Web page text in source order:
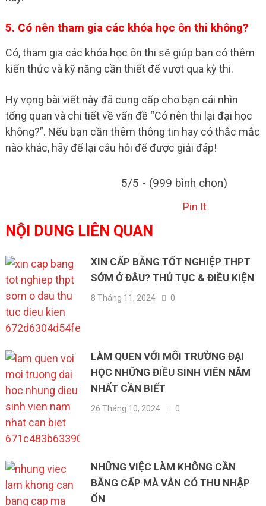
5. Có nên tham gia các khóa học ôn thi không?
Có, tham gia các khóa học ôn thi sẽ giúp bạn có thêm
kiến thức và kỹ năng cần thiết để vượt qua kỳ thi.
Hy vọng bài viết này đã cung cấp cho bạn cái nhìn
tổng quan và chi tiết về vấn đề “Có nên thi lại đại học
không?”. Nếu bạn cần thêm thông tin hay có thắc mắc
nào khác, hãy để lại câu hỏi để được giải đáp!
5/5 - (999 bình chọn)
Pin It
NỘI DUNG LIÊN QUAN
XIN CẤP BẰNG TỐT NGHIỆP THPT
SỚM Ở ĐÂU? THỦ TỤC & ĐIỀU KIỆN
8 Tháng 11, 2024 0
LÀM QUEN VỚI MÔI TRƯỜNG ĐẠI
HỌC NHỮNG ĐIỀU SINH VIÊN NĂM
NHẤT CẦN BIẾT
26 Tháng 10, 2024 0
NHỮNG VIỆC LÀM KHÔNG CẦN
BẰNG CẤP MÀ VẪN CÓ THU NHẬP
ỔN